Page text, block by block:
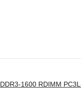
1600 RDIMM